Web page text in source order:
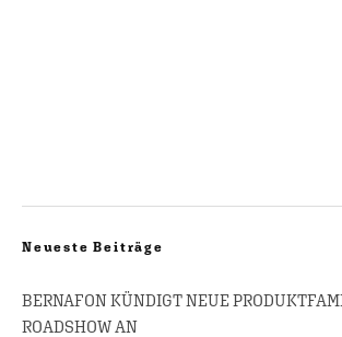
Neueste Beiträge
BERNAFON KÜNDIGT NEUE
ROADSHOW AN